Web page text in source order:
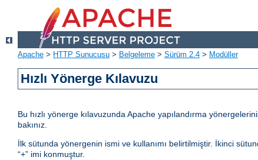
Apache > HTTP Sunucusu > Belgeleme > Sürüm 2.4 > Modüller
Hızlı Yönerge Kılavuzu
Bu hızlı yönerge kılavuzunda Apache yapılandırma
bakınız.
İlk sütunda yönergenin ismi ve kullanımı belirtilmiştir. İkinci
“+” imi konmuştur.